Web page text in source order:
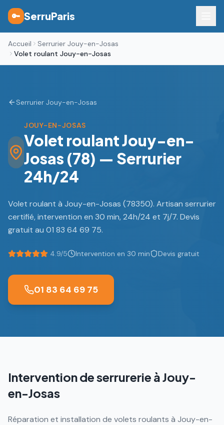
🔑 SerruParis
Accueil
Serrurier Jouy-en-Josas
Volet roulant Jouy-en-Josas
Serrurier Jouy-en-Josas
JOUY-EN-JOSAS
Volet roulant Jouy-en-
Josas (78) — Serrurier
24h/24
Volet roulant à Jouy-en-Josas (78350). Artisan serrurier
certifié, intervention en 30 min, 24h/24 et 7j/7. Devis
gratuit au 01 83 64 69 75.
4.9/5 Intervention en 30 min Devis gratuit
01 83 64 69 75
Intervention de serrurerie àJouy-
en-Josas
Réparation et installation de volets roulants à Jouy-en-